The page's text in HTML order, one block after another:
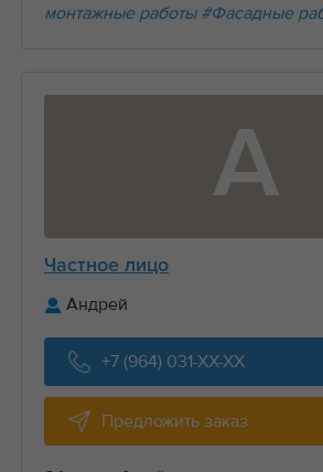
монтажные работы #Фасадные
А
Частное лицо
Андрей
+7 (964) 031-XX-XX
Предложить заказ